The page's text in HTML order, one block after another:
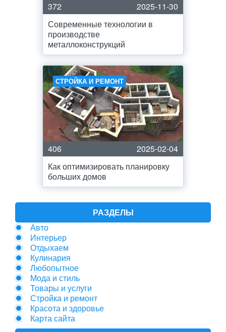
372
2025-11-30
Современные технологии в
производстве
металлоконструкций
СТРОЙКА И РЕМОНТ
406
2025-02-04
Как оптимизировать планировку
больших домов
РАЗДЕЛЫ
Авто
Интерьер
Отдыхаем
Кулинария
Любопытное
Мода и стиль
Товары и услуги
Стройка и ремонт
Красота и здоровье
Карта сайта